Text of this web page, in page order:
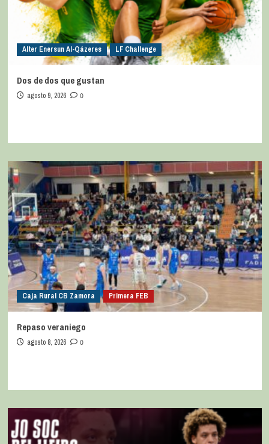
Alter Enersun Al-Qázeres LF Challenge
Dos de dos que gustan
agosto 9, 2026 0
Caja Rural CB Zamora Primera FEB
Repaso veraniego
agosto 8, 2026 0